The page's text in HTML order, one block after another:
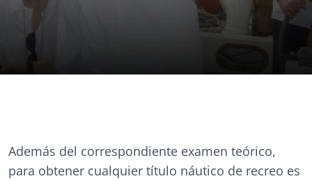
Además del correspondiente examen teórico,
para obtener cualquier título náutico de recreo es